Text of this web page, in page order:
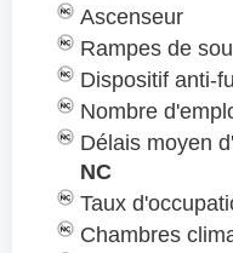
Ascenseur
Rampes de
Dispositif anti-
Nombre
Délais moyen
NC
Taux
Chambres